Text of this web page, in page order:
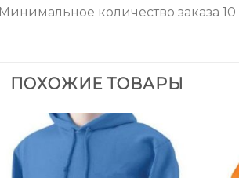
Минимальное количество заказа
ПОХОЖИЕ ТОВАРЫ
Add to
Wishlist